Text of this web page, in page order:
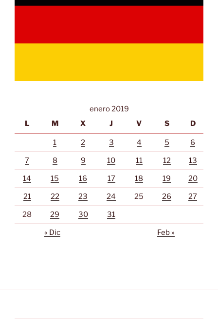
enero 2019
L
M X J V S D
1 2 3 4 5 6
7 8 9 10 11 12 13
14 15 16 17 18 19 20
21 22 23 24 25 26 27
28 29 30 31
« Dic Feb »